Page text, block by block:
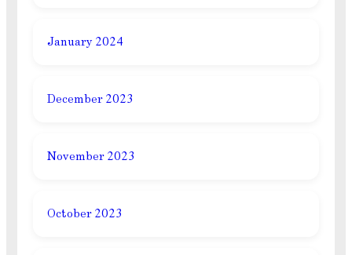
January 2024
December 2023
November 2023
October 2023